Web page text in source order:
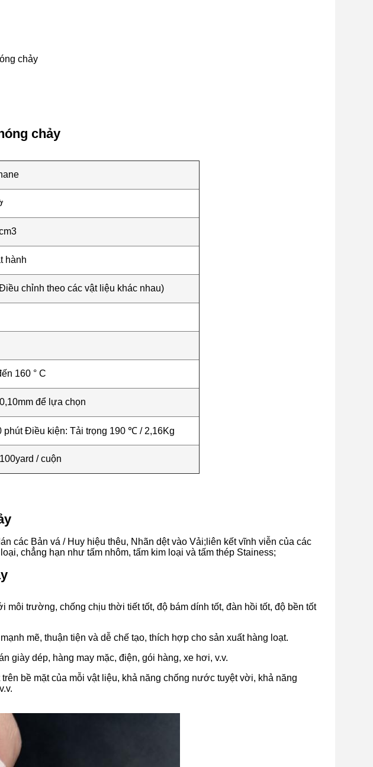
chảy
chảy
hành
chỉnh theo các vật liệu khác nhau)
160 ° C
để lựa chọn
phút Điều kiện: Tải trọng 190 ℃ / 2,16Kg
/ cuộn
các Bản vá / Huy hiệu thêu, Nhãn dệt vào Vải;liên kết vĩnh viễn của các
chẳng hạn như tấm nhôm, tấm kim loại và tấm thép Stainess;
môi trường, chống chịu thời tiết tốt, độ bám dính tốt, đàn hồi tốt, độ bền tốt
mẽ, thuận tiện và dễ chế tạo, thích hợp cho sản xuất hàng loạt.
giày dép, hàng may mặc, điện, gói hàng, xe hơi, v.v.
bề mặt của mỗi vật liệu, khả năng chống nước tuyệt vời, khả năng